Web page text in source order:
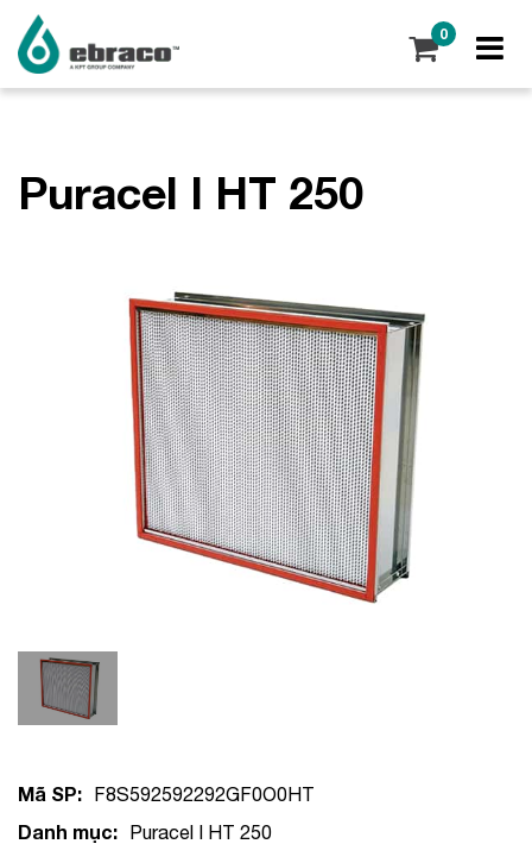
0
Puracel I HT 250
Mã SP: F8S592592292GF0O0HT
Danh mục: Puracel I HT 250